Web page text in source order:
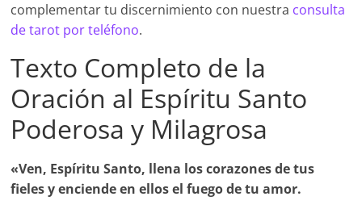
complementar tu discernimiento con nuestra consulta
de tarot por teléfono.
Texto Completo de la
Oración al Espíritu Santo
Poderosa y Milagrosa
«Ven, Espíritu Santo, llena los corazones de tus
fieles y enciende en ellos el fuego de tu amor.